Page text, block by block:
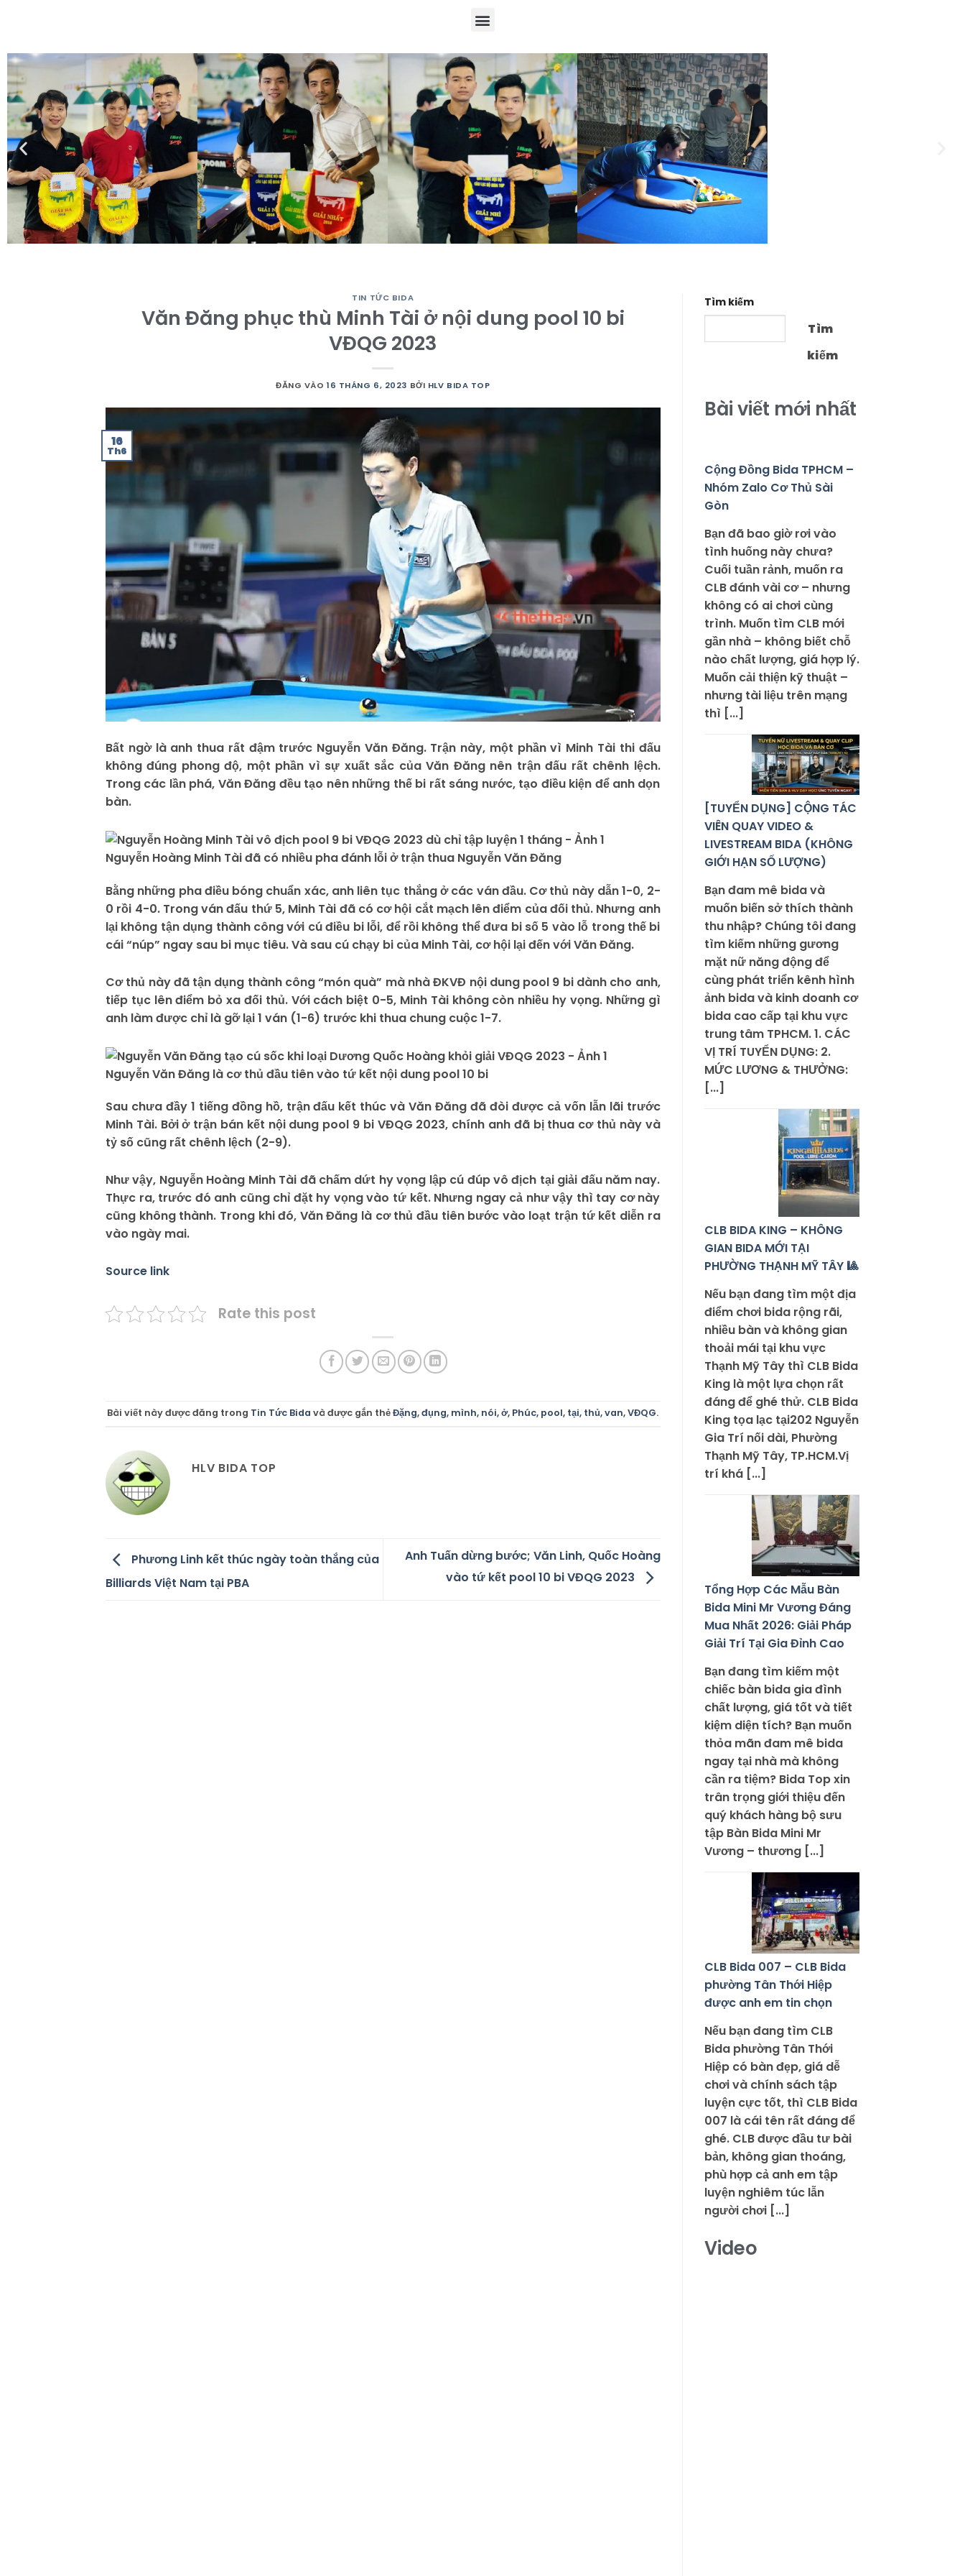
TIN TỨC BIDA
Văn Đăng phục thù Minh Tài ở nội dung pool 10 bi
VĐQG 2023
ĐĂNG VÀO16 THÁNG 6, 2023 BỞI HLV BIDA TOP
16
Th6
Bất ngờ là anh thua rất đậm trước Nguyễn Văn Đăng. Trận này, một phần vì Minh Tài thi đấu
không đúng phong độ, một phần vì sự xuất sắc của Văn Đăng nên trận đấu rất chênh lệch.
Trong các lần phá, Văn Đăng đều tạo nên những thế bi rất sáng nước, tạo điều kiện để anh dọn
bàn.
Nguyễn Hoàng Minh Tài đã có nhiều pha đánh lỗi ở trận thua Nguyễn Văn Đăng
Bằng những pha điều bóng chuẩn xác, anh liên tục thắng ở các ván đầu. Cơ thủ này dẫn 1-0, 2-
0 rồi 4-0. Trong ván đấu thứ 5, Minh Tài đã có cơ hội cắt mạch lên điểm của đối thủ. Nhưng anh
lại không tận dụng thành công với cú điều bi lỗi, để rồi không thể đưa bi số 5 vào lỗ trong thế bi
cái “núp” ngay sau bi mục tiêu. Và sau cú chạy bi của Minh Tài, cơ hội lại đến với Văn Đăng.
Cơ thủ này đã tận dụng thành công “món quà” mà nhà ĐKVĐ nội dung pool 9 bi dành cho anh,
tiếp tục lên điểm bỏ xa đối thủ. Với cách biệt 0-5, Minh Tài không còn nhiều hy vọng. Những gì
anh làm được chỉ là gỡ lại 1 ván (1-6) trước khi thua chung cuộc 1-7.
Nguyễn Văn Đăng là cơ thủ đầu tiên vào tứ kết nội dung pool 10 bi
Sau chưa đầy 1 tiếng đồng hồ, trận đấu kết thúc và Văn Đăng đã đòi được cả vốn lẫn lãi trước
Minh Tài. Bởi ở trận bán kết nội dung pool 9 bi VĐQG 2023, chính anh đã bị thua cơ thủ này và
tỷ số cũng rất chênh lệch (2-9).
Như vậy, Nguyễn Hoàng Minh Tài đã chấm dứt hy vọng lập cú đúp vô địch tại giải đấu năm nay.
Thực ra, trước đó anh cũng chỉ đặt hy vọng vào tứ kết. Nhưng ngay cả như vậy thì tay cơ này
cũng không thành. Trong khi đó, Văn Đăng là cơ thủ đầu tiên bước vào loạt trận tứ kết diễn ra
vào ngày mai.
Source link
Rate this post
Bài viết này được đăng trong Tin Tức Bida và được gắn thẻĐặng,đụng, mình, nói,ở, Phúc, pool, tại, thủ,van,VĐQG.
HLV BIDA TOP
Phương Linh kết thúc ngày toàn thắng của
Billiards Việt Nam tại PBA
Anh Tuấn dừng bước; Văn Linh, Quốc Hoàng
vào tứ kết pool 10 bi VĐQG 2023
Tìm kiếm
Tìm
kiếm
Bài viết mới nhất
Cộng Đồng Bida TPHCM –
Nhóm Zalo Cơ Thủ Sài
Gòn
Bạn đã bao giờ rơi vào
tình huống này chưa?
Cuối tuần rảnh, muốn ra
CLB đánh vài cơ – nhưng
không có ai chơi cùng
trình. Muốn tìm CLB mới
gần nhà – không biết chỗ
nào chất lượng, giá hợp lý.
Muốn cải thiện kỹ thuật –
nhưng tài liệu trên mạng
thì [...]
[TUYỂN DỤNG] CỘNG TÁC
VIÊN QUAY VIDEO &
LIVESTREAM BIDA (KHÔNG
GIỚI HẠN SỐ LƯỢNG)
Bạn đam mê bida và
muốn biến sở thích thành
thu nhập? Chúng tôi đang
tìm kiếm những gương
mặt nữ năng động để
cùng phát triển kênh hình
ảnh bida và kinh doanh cơ
bida cao cấp tại khu vực
trung tâm TPHCM. 1. CÁC
VỊ TRÍ TUYỂN DỤNG: 2.
MỨC LƯƠNG & THƯỞNG:
[...]
CLB BIDA KING – KHÔNG
GIAN BIDA MỚI TẠI
PHƯỜNG THẠNH MỸ TÂY 🎱
Nếu bạn đang tìm một địa
điểm chơi bida rộng rãi,
nhiều bàn và không gian
thoải mái tại khu vực
Thạnh Mỹ Tây thì CLB Bida
King là một lựa chọn rất
đáng để ghé thử. CLB Bida
King tọa lạc tại202 Nguyễn
Gia Trí nối dài, Phường
Thạnh Mỹ Tây, TP.HCM.Vị
trí khá [...]
Tổng Hợp Các Mẫu Bàn
Bida Mini Mr Vương Đáng
Mua Nhất 2026: Giải Pháp
Giải Trí Tại Gia Đỉnh Cao
Bạn đang tìm kiếm một
chiếc bàn bida gia đình
chất lượng, giá tốt và tiết
kiệm diện tích? Bạn muốn
thỏa mãn đam mê bida
ngay tại nhà mà không
cần ra tiệm? Bida Top xin
trân trọng giới thiệu đến
quý khách hàng bộ sưu
tập Bàn Bida Mini Mr
Vương – thương [...]
CLB Bida 007 – CLB Bida
phường Tân Thới Hiệp
được anh em tin chọn
Nếu bạn đang tìm CLB
Bida phường Tân Thới
Hiệp có bàn đẹp, giá dễ
chơi và chính sách tập
luyện cực tốt, thì CLB Bida
007 là cái tên rất đáng để
ghé. CLB được đầu tư bài
bản, không gian thoáng,
phù hợp cả anh em tập
luyện nghiêm túc lẫn
người chơi [...]
Video